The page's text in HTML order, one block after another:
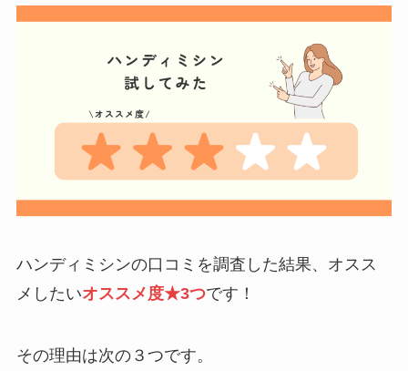
ハンディミシンの口コミを調査した結果、オスス
メしたいオススメ度★3つです！
その理由は次の３つです。